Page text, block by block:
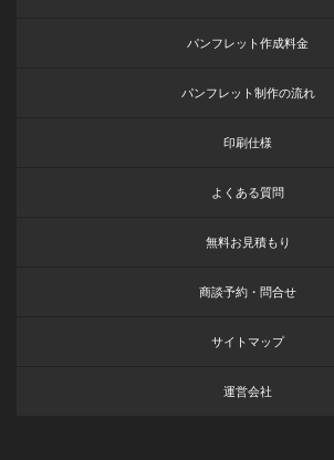
パンフレット作成料金
パンフレット制作の流れ
印刷仕様
よくある質問
無料お見積もり
商談予約・問合せ
サイトマップ
運営会社